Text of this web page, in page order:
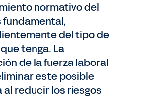
normativo del
del tipo de
tenga. La
de la fuerza laboral
este posible
al reducir los riesgos